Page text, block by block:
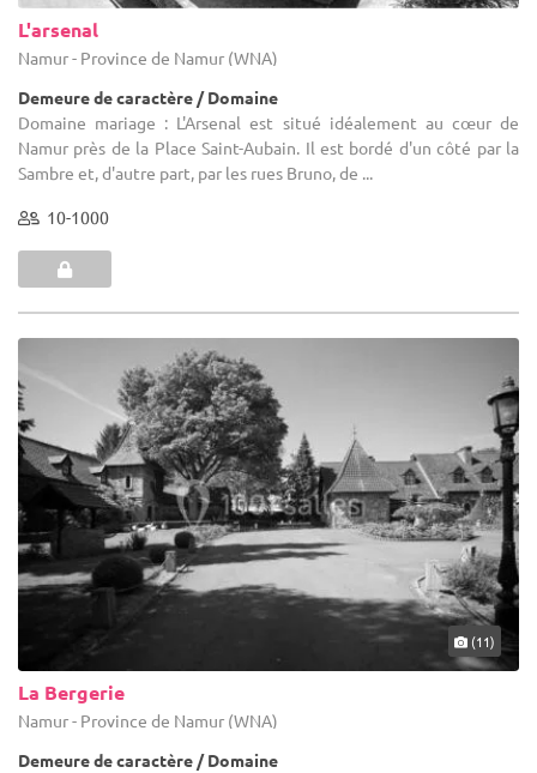
L'arsenal
Namur - Province de Namur (WNA)
Demeure de caractère / Domaine
Domaine mariage : L'Arsenal est situé idéalement au cœur de
Namur près de la Place Saint-Aubain. Il est bordé d'un côté par la
Sambre et, d'autre part, par les rues Bruno, de ...
10-1000
(11)
La Bergerie
Namur - Province de Namur (WNA)
Demeure de caractère / Domaine